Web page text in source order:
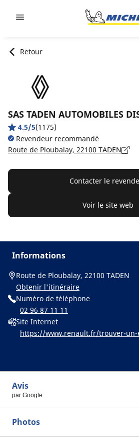
Retour
SAS TADEN AUTOMOBILES
4.5/5(1175)
Revendeur recommandé
Route de Ploubalay, 22100 TADEN
Contacter le
Voir le site web
Informations
Route de Ploubalay, 22100 TADEN
Obtenir l'itinéraire
Numéro de téléphone
02 96 87 11 11
Site Internet
https://www.renault.fr/trouver-un-
Avis
par Google
Photos